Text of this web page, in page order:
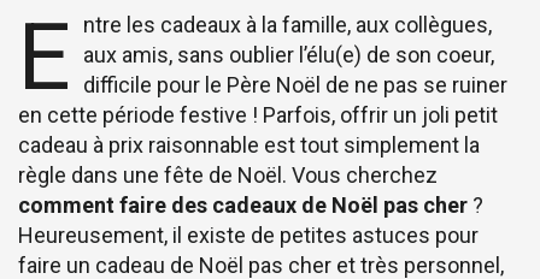
E
ntre les cadeaux à la famille, aux collègues,
aux amis, sans oublier l’élu(e) de son coeur,
difficile pour le Père Noël de ne pas se ruiner
en cette période festive ! Parfois, offrir un joli petit
cadeau à prix raisonnable est tout simplement la
règle dans une fête de Noël. Vous cherchez
comment faire des cadeaux de Noël pas cher ?
Heureusement, il existe de petites astuces pour
faire un cadeau de Noël pas cher et très personnel,